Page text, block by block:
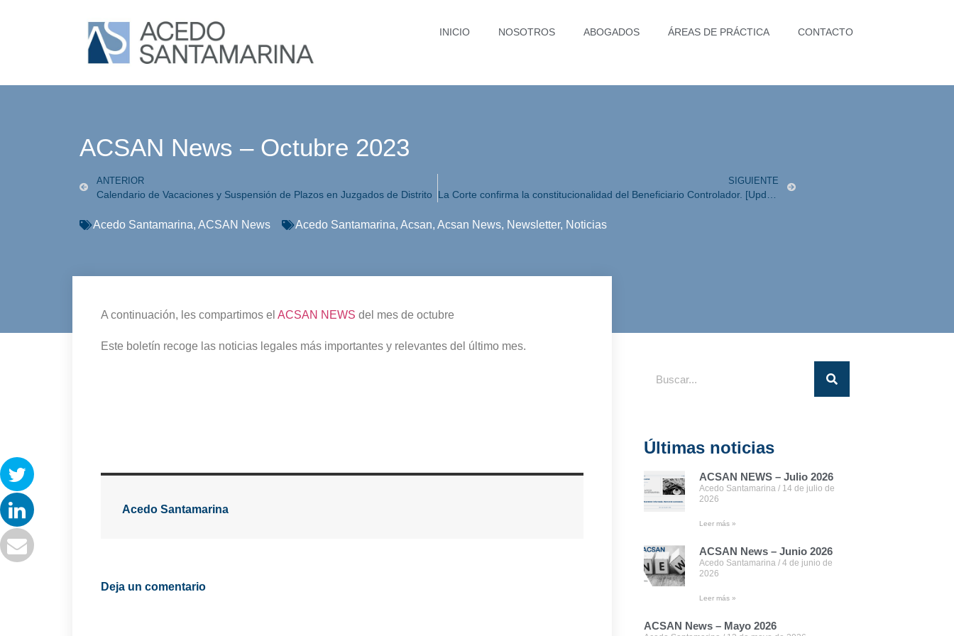
INICIO NOSOTROS ABOGADOS ÁREAS DE PRÁCTICA CONTACTO
ACSAN News – Octubre 2023
ANTERIOR
Calendario de Vacaciones y Suspensión de Plazos en Juzgados de Distrito
SIGUIENTE
Acedo Santamarina, ACSAN News Acedo Santamarina, Acsan, Acsan News, Newsletter, Noticias
A continuación, les compartimos el ACSAN NEWS del mes de octubre
Este boletín recoge las noticias legales más importantes y relevantes del último mes.
Acedo Santamarina
Deja un comentario
Últimas noticias
ACSAN NEWS – Julio 2026
Acedo Santamarina 14 de julio de
2026
Leer más »
ACSAN News – Junio 2026
Acedo Santamarina 4 de junio de
2026
Leer más »
ACSAN News – Mayo 2026